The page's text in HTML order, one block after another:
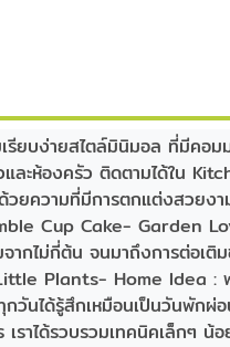
ยบง่ายสไตล์มินิมอล ที่มีคอม
และห้องครัว ติดตามได้ใน
วยความที่มีการตกแต่งสวยง
Cup Cake- Garden
กไม่กี่ต้น จนมาถึงการต่อเติ
Plants- Home Idea :
กวันได้รู้สึกเหมือนเป็นวันพัก
เราได้รวบรวมเทคนิคเล็กๆ